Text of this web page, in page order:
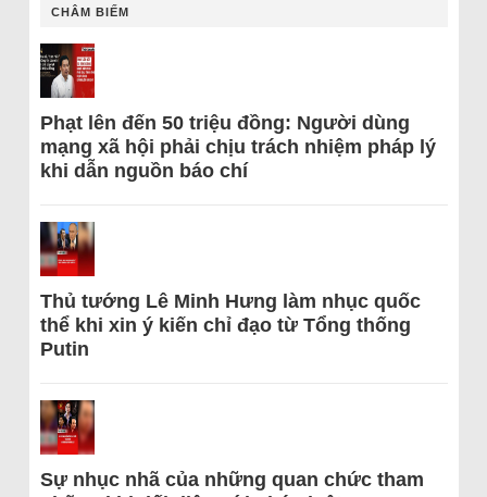
CHÂM BIẾM
Phạt lên đến 50 triệu đồng: Người dùng
mạng xã hội phải chịu trách nhiệm pháp lý
khi dẫn nguồn báo chí
Thủ tướng Lê Minh Hưng làm nhục quốc
thể khi xin ý kiến chỉ đạo từ Tổng thống
Putin
Sự nhục nhã của những quan chức tham